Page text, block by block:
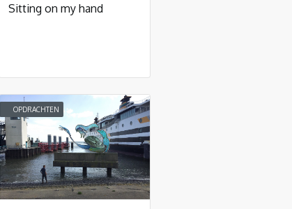
Sitting on my hand
OPDRACHTEN